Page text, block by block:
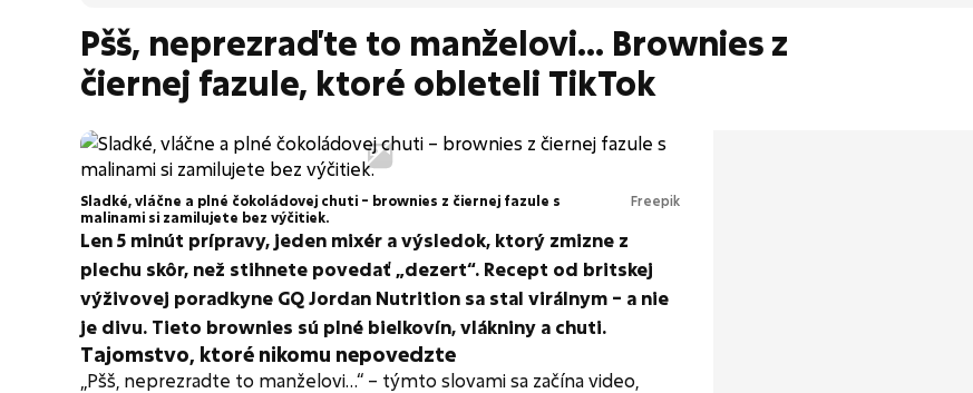
Pšš, neprezraďte to manželovi... Brownies z
čiernej fazule, ktoré obleteli TikTok
Sladké, vláčne a plné čokoládovej chuti – brownies z čiernej fazule s
malinami si zamilujete bez výčitiek.
Freepik
Len 5 minút prípravy, jeden mixér a výsledok, ktorý zmizne z
plechu skôr, než stihnete povedať „dezert“. Recept od britskej
výživovej poradkyne GQ Jordan Nutrition sa stal virálnym – a nie
je divu. Tieto brownies sú plné bielkovín, vlákniny a chuti.
Tajomstvo, ktoré nikomu nepovedzte
„Pšš, neprezradte to manželovi…“ – týmto slovami sa začína video,